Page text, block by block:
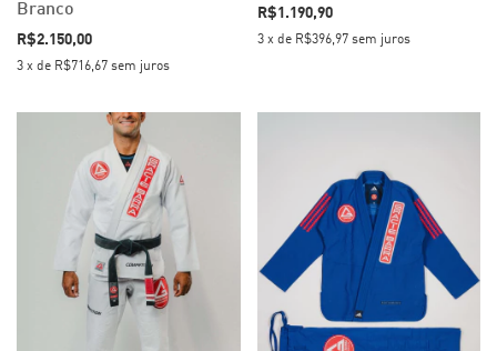
Branco
R$2.150,00
3 x de R$716,67 sem juros
R$1.190,90
3 x de R$396,97 sem juros